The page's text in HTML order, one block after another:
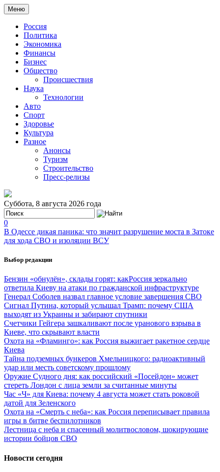
Меню
Россия
Политика
Экономика
Финансы
Бизнес
Общество
Происшествия
Наука
Технологии
Авто
Спорт
Здоровье
Культура
Разное
Анонсы
Туризм
Строительство
Пресс-релизы
Суббота, 8 августа 2026 года
0
В Одессе дикая паника: что значит разрушение моста в Затоке
для хода СВО и изоляции ВСУ
Выбор редакции
Бензин «обнулён», склады горят: какРоссия зеркально
ответила Киеву на атаки по гражданской инфраструктуре
Генерал Соболев назвал главное условие завершения СВО
Сигнал Путина, который услышал Трамп: почему США
выходят из Украины и забирают спутники
Счетчики Гейгера зашкаливают после уранового взрыва в
Киеве, что скрывают власти
Охота на «Фламинго»: как Россия выжигает ракетное сердце
Киева
Тайна подземных бункеров Хмельницкого: радиоактивный
удар или месть советскому прошлому
Оружие Судного дня: как российский «Посейдон» может
стереть Лондон с лица земли за считанные минуты
Час «Ч» для Киева: почему 4 августа может стать роковой
датой для Зеленского
Охота на «Смерть с неба»: как Россия переписывает правила
игры в битве беспилотников
Лестница с неба и спасенный молитвословом, шокирующие
истории бойцов СВО
Новости сегодня